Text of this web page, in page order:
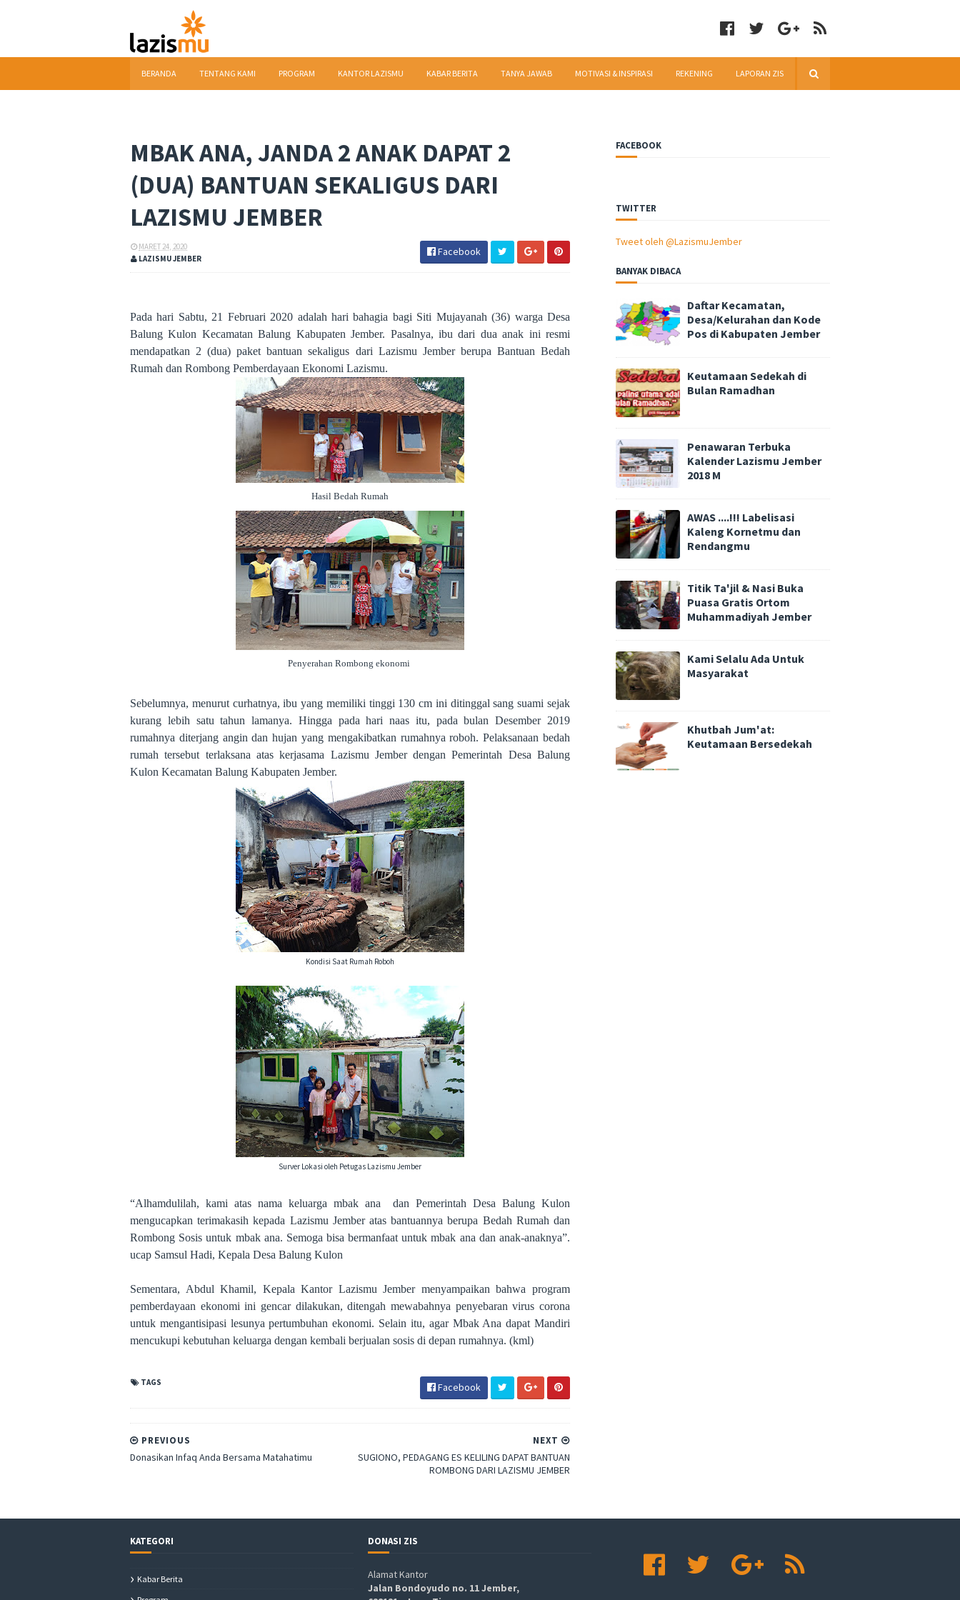
BERANDA TENTANG KAMI PROGRAM KANTOR LAZISMU KABAR BERITA TANYA JAWAB MOTIVASI & INSPIRASI REKENING LAPORAN ZIS
MBAK ANA, JANDA 2 ANAK DAPAT 2
(DUA) BANTUAN SEKALIGUS DARI
LAZISMU JEMBER
MARET 24, 2020
LAZISMU JEMBER
Facebook
Pada hari Sabtu, 21 Februari 2020 adalah hari bahagia bagi Siti Mujayanah (36) warga Desa
Balung Kulon Kecamatan Balung Kabupaten Jember. Pasalnya, ibu dari dua anak ini resmi
mendapatkan 2 (dua) paket bantuan sekaligus dari Lazismu Jember berupa Bantuan Bedah
Rumah dan Rombong Pemberdayaan Ekonomi Lazismu.
Hasil Bedah Rumah
Penyerahan Rombong ekonomi
Sebelumnya, menurut curhatnya, ibu yang memiliki tinggi 130 cm ini ditinggal sang suami sejak
kurang lebih satu tahun lamanya. Hingga pada hari naas itu, pada bulan Desember 2019
rumahnya diterjang angin dan hujan yang mengakibatkan rumahnya roboh. Pelaksanaan bedah
rumah tersebut terlaksana atas kerjasama Lazismu Jember dengan Pemerintah Desa Balung
Kulon Kecamatan Balung Kabupaten Jember.
Kondisi Saat Rumah Roboh
Surver Lokasi oleh Petugas Lazismu Jember
“Alhamdulilah, kami atas nama keluarga mbak ana
dan Pemerintah Desa Balung Kulon
mengucapkan terimakasih kepada Lazismu Jember atas bantuannya berupa Bedah Rumah dan
Rombong Sosis untuk mbak ana. Semoga bisa bermanfaat untuk mbak ana dan anak-anaknya”.
ucap Samsul Hadi, Kepala Desa Balung Kulon
Sementara, Abdul Khamil, Kepala Kantor Lazismu Jember menyampaikan bahwa program
pemberdayaan ekonomi ini gencar dilakukan, ditengah mewabahnya penyebaran virus corona
untuk mengantisipasi lesunya pertumbuhan ekonomi. Selain itu, agar Mbak Ana dapat Mandiri
mencukupi kebutuhan keluarga dengan kembali berjualan sosis di depan rumahnya. (kml)
TAGS Facebook
NEXT
SUGIONO, PEDAGANG ES KELILING DAPAT BANTUAN
ROMBONG DARI LAZISMU JEMBER
PREVIOUS
Donasikan Infaq Anda Bersama Matahatimu
FACEBOOK
TWITTER
Tweet oleh @LazismuJember
BANYAK DIBACA
Daftar Kecamatan,
Desa/Kelurahan dan Kode
Pos di Kabupaten Jember
Keutamaan Sedekah di
Bulan Ramadhan
Penawaran Terbuka
Kalender Lazismu Jember
2018 M
AWAS ....!!! Labelisasi
Kaleng Kornetmu dan
Rendangmu
Titik Ta'jil & Nasi Buka
Puasa Gratis Ortom
Muhammadiyah Jember
Kami Selalu Ada Untuk
Masyarakat
Khutbah Jum'at:
Keutamaan Bersedekah
KATEGORI
Kabar Berita
DONASI ZIS
Alamat Kantor
Jalan Bondoyudo no. 11 Jember,